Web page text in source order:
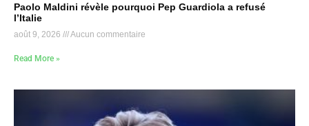
Paolo Maldini révèle pourquoi Pep Guardiola a refusé
l’Italie
août 9, 2026 Aucun commentaire
Read More »